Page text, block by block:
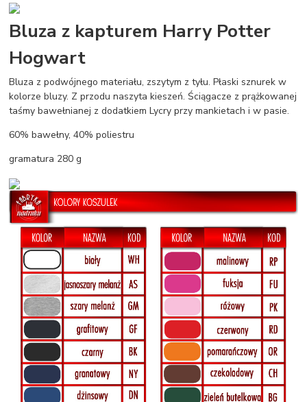
Bluza z kapturem Harry Potter
Hogwart
Bluza z podwójnego materiału, zszytym z tyłu. Płaski sznurek w
kolorze bluzy. Z przodu naszyta kieszeń. Ściągacze z prążkowanej
taśmy bawełnianej z dodatkiem Lycry przy mankietach i w pasie.
60% bawełny, 40% poliestru
gramatura 280 g